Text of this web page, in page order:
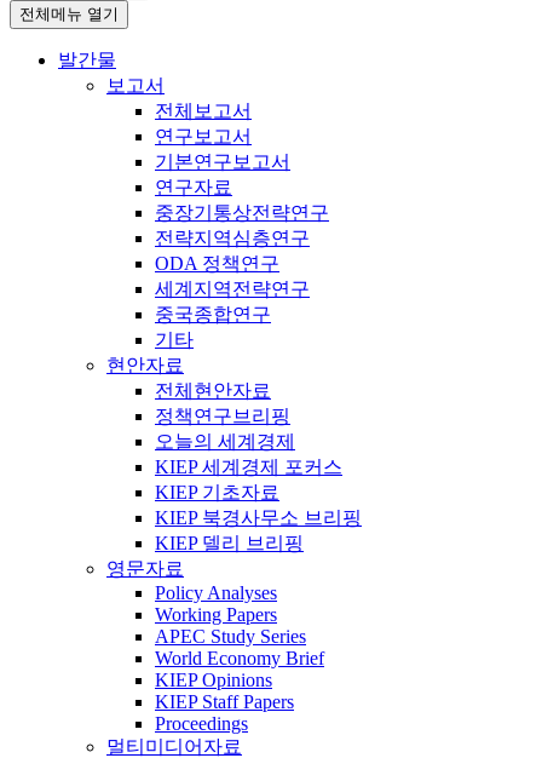
전체메뉴 열기
발간물
보고서
전체보고서
연구보고서
기본연구보고서
연구자료
중장기통상전략연구
전략지역심층연구
ODA 정책연구
세계지역전략연구
중국종합연구
기타
현안자료
전체현안자료
정책연구브리핑
오늘의 세계경제
KIEP 세계경제 포커스
KIEP 기초자료
KIEP 북경사무소 브리핑
KIEP 델리 브리핑
영문자료
Policy Analyses
Working Papers
APEC Study Series
World Economy Brief
KIEP Opinions
KIEP Staff Papers
Proceedings
멀티미디어자료